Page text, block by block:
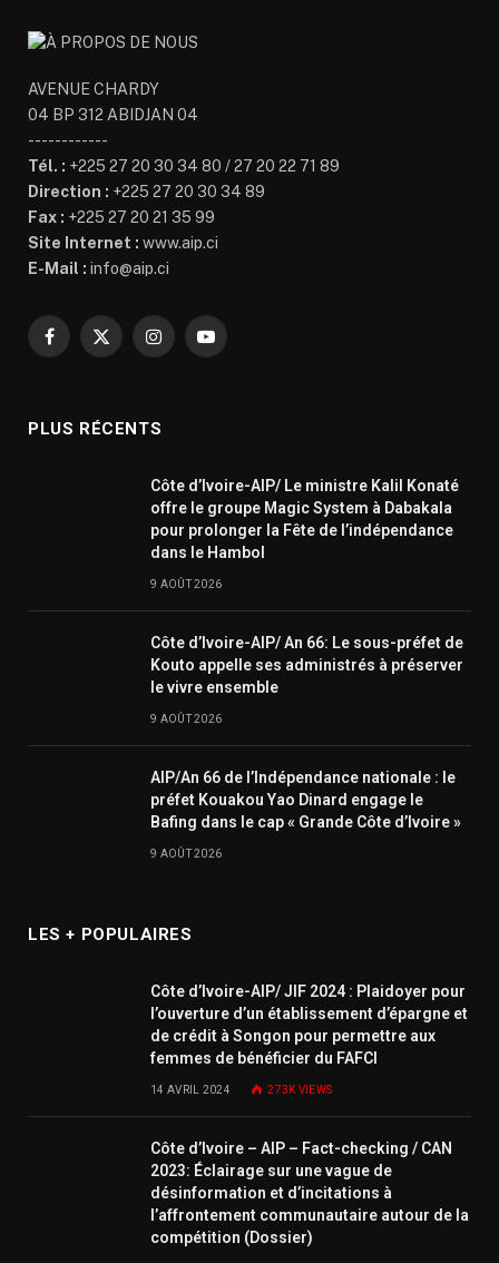
AVENUE CHARDY
04 BP 312 ABIDJAN 04
------------
Tél. : +225 27 20 30 34 80 / 27 20 22 71 89
Direction : +225 27 20 30 34 89
Fax : +225 27 20 21 35 99
Site Internet : www.aip.ci
E-Mail : info@aip.ci
Facebook
X
InstagramYouTube
PLUS RÉCENTS
Côte d’Ivoire-AIP/ Le ministre Kalil Konaté
offre le groupe Magic System à Dabakala
pour prolonger la Fête de l’indépendance
dans le Hambol
9 AOÛT 2026
Côte d’Ivoire-AIP/ An 66: Le sous-préfet de
Kouto appelle ses administrés à préserver
le vivre ensemble
9 AOÛT 2026
AIP/An 66 de l’Indépendance nationale : le
préfet Kouakou Yao Dinard engage le
Bafing dans le cap « Grande Côte d’Ivoire »
9 AOÛT 2026
LES + POPULAIRES
Côte d’Ivoire-AIP/ JIF 2024 : Plaidoyer pour
l’ouverture d’un établissement d’épargne et
de crédit à Songon pour permettre aux
femmes de bénéficier du FAFCI
14 AVRIL 2024 273KVIEWS
Côte d’Ivoire – AIP – Fact-checking / CAN
2023: Éclairage sur une vague de
désinformation et d’incitations à
l’affrontement communautaire autour de la
compétition (Dossier)